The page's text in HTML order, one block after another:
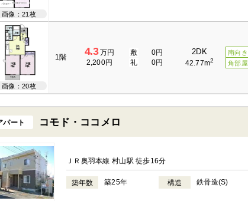
画像：21枚
画像：20枚
1階 4.3万円
2,200円
敷
0円
礼
0円
2DK
42.77m2
南向き
角部屋
パート コモド・ココメロ
ＪＲ奥羽本線 村山駅 徒歩16分
築年数 築25年 構造 鉄骨造(S)